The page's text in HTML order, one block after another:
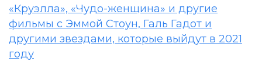
«Круэлла», «Чудо-женщина» и другие
фильмы с Эммой Стоун, Галь Гадот и
другими звездами, которые выйдут в 2021
году